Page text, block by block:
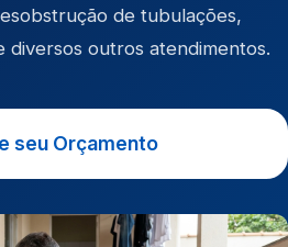
de tubulações,
diversos outros atendimentos.
seu Orçamento